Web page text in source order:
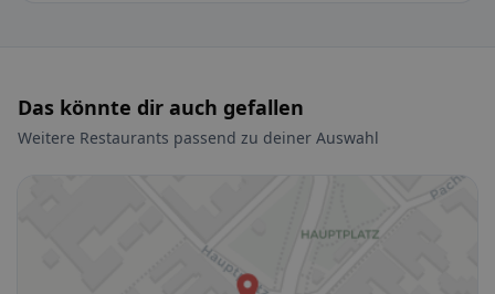
Das könnte dir auch gefallen
Weitere Restaurants passend zu deiner Auswahl